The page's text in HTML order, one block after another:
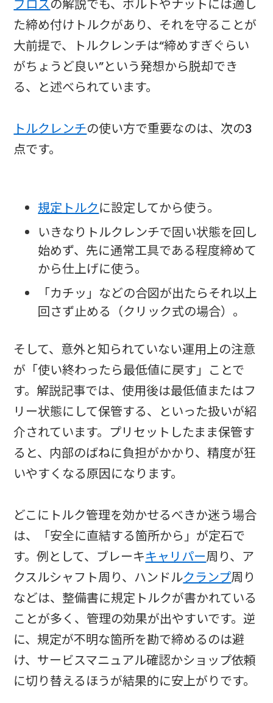
ブロスの解説でも、ボルトやナットには適し
た締め付けトルクがあり、それを守ることが
大前提で、トルクレンチは“締めすぎぐらい
がちょうど良い”という発想から脱却でき
る、と述べられています。
トルクレンチの使い方で重要なのは、次の3
点です。
規定トルクに設定してから使う。
いきなりトルクレンチで固い状態を回し
始めず、先に通常工具である程度締めて
から仕上げに使う。
「カチッ」などの合図が出たらそれ以上
回さず止める（クリック式の場合）。
そして、意外と知られていない運用上の注意
が「使い終わったら最低値に戻す」ことで
す。解説記事では、使用後は最低値またはフ
リー状態にして保管する、といった扱いが紹
介されています。プリセットしたまま保管す
ると、内部のばねに負担がかかり、精度が狂
いやすくなる原因になります。
どこにトルク管理を効かせるべきか迷う場合
は、「安全に直結する箇所から」が定石で
す。例として、ブレーキキャリパー周り、ア
クスルシャフト周り、ハンドルクランプ周り
などは、整備書に規定トルクが書かれている
ことが多く、管理の効果が出やすいです。逆
に、規定が不明な箇所を勘で締めるのは避
け、サービスマニュアル確認かショップ依頼
に切り替えるほうが結果的に安上がりです。